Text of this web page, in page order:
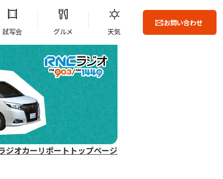
試写会 グルメ 天気
お問い合わせ
ジオカーリポートトップページ